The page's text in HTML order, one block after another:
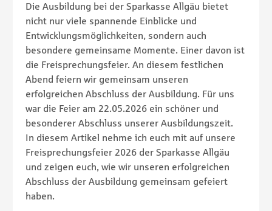
Die Ausbildung bei der Sparkasse Allgäu bietet
nicht nur viele spannende Einblicke und
Entwicklungsmöglichkeiten, sondern auch
besondere gemeinsame Momente. Einer davon ist
die Freisprechungsfeier. An diesem festlichen
Abend feiern wir gemeinsam unseren
erfolgreichen Abschluss der Ausbildung. Für uns
war die Feier am 22.05.2026 ein schöner und
besonderer Abschluss unserer Ausbildungszeit.
In diesem Artikel nehme ich euch mit auf unsere
Freisprechungsfeier 2026 der Sparkasse Allgäu
und zeigen euch, wie wir unseren erfolgreichen
Abschluss der Ausbildung gemeinsam gefeiert
haben.